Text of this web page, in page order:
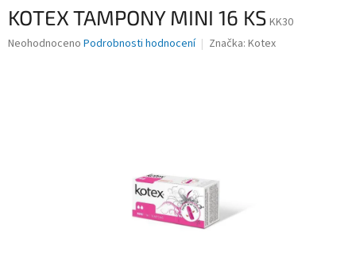
KOTEX TAMPONY MINI 16 KS KK30
Průměrné
Neohodnoceno Podrobnosti hodnocení Značka: Kotex